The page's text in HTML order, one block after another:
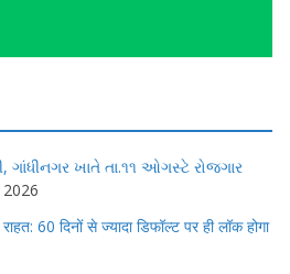
ગાંધીનગર ખાતે તા.૧૧ ઓગસ્ટે રોજગાર
60 दिनों से ज्यादा डिफॉल्ट पर ही लॉक होगा